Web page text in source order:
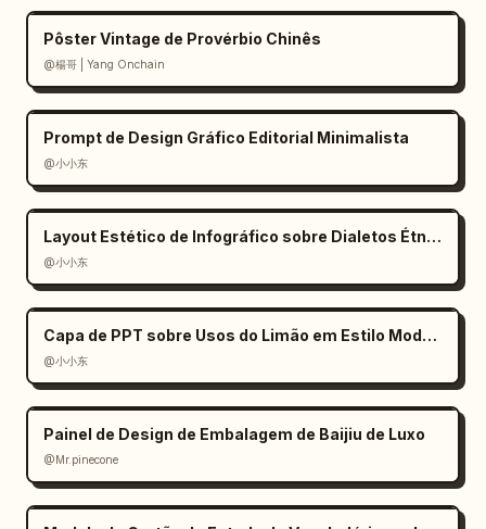
      {
        "position": "inferior esquerdo",
        "role": "nota de moda",
        "text": "白Tシャツ＋風 = 抜け感"
      {
        "position": "inferior esquerdo dentro
        "text": "K = (Smile + Smartness +
Freshness) × Glasses / 見ているだけで元気になれ
る",
        "decorations": "equação em caixa,
seta, brilhos, balão de nuvem, pequeno rosto
sorridente"
      }
    ],
    "doodles count": 9,
Pôster Vintage de Provérbio Chinês
@楊哥 | Yang Onchain
Prompt de Design Gráfico Editorial Minimalista
@小小东
Layout Estético de Infográfico sobre Dialetos Étnicos
@小小东
Capa de PPT sobre Usos do Limão em Estilo Moderno
@小小东
Painel de Design de Embalagem de Baijiu de Luxo
@Mr.pinecone